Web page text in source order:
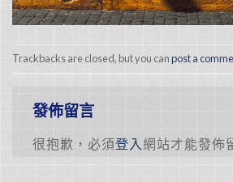
Trackbacks are closed, but you canpost a
發佈留言
很抱歉，必須登入 網站才能發佈